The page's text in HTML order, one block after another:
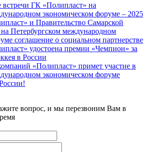
встречи ГК «Полипласт» на
экономическом форуме – 2025
и Правительство Самарской
Петербургском международном
соглашение о социальном партнерстве
удостоена премии «Чемпион» за
в России
«Полипласт» примет участие в
экономическом форуме
вопрос, и мы перезвоним Вам в